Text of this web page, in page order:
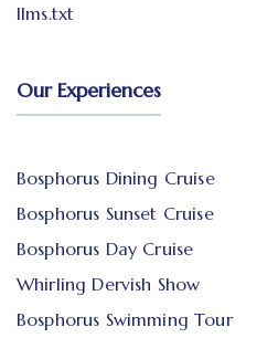
llms.txt
Our Experiences
Bosphorus Dining Cruise
Bosphorus Sunset Cruise
Bosphorus Day Cruise
Whirling Dervish Show
Bosphorus Swimming Tour